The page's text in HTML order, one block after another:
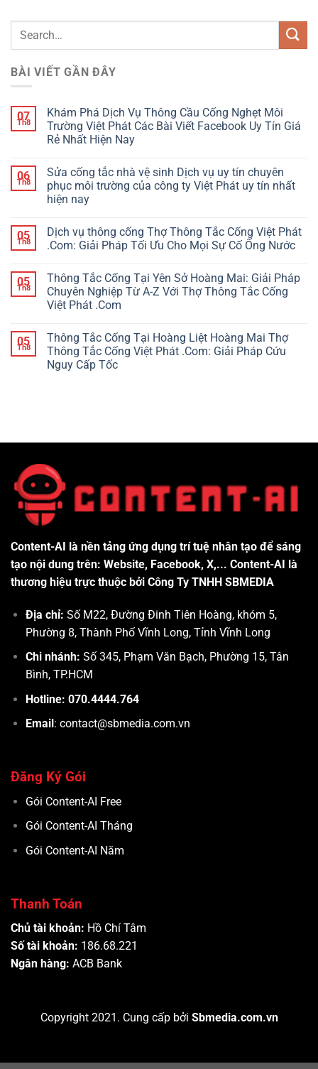
BÀI VIẾT GẦN ĐÂY
07
Th8
Khám Phá Dịch Vụ Thông Cầu Cống Nghẹt Môi
Trường Việt Phát Các Bài Viết Facebook Uy Tín Giá
Rẻ Nhất Hiện Nay
06
Th8
Sửa cống tắc nhà vệ sinh Dịch vụ uy tín chuyên
phục môi trường của công ty Việt Phát uy tín nhất
hiện nay
05
Th8
Dịch vụ thông cống Thợ Thông Tắc Cống Việt Phát
.Com: Giải Pháp Tối Ưu Cho Mọi Sự Cố Ống Nước
05
Th8
Thông Tắc Cống Tại Yên Sở Hoàng Mai: Giải Pháp
Chuyên Nghiệp Từ A-Z Với Thợ Thông Tắc Cống
Việt Phát .Com
05
Th8
Thông Tắc Cống Tại Hoàng Liệt Hoàng Mai Thợ
Thông Tắc Cống Việt Phát .Com: Giải Pháp Cứu
Nguy Cấp Tốc
Content-AI là nền tảng ứng dụng trí tuệ nhân tạo để sáng
tạo nội dung trên: Website, Facebook, X,... Content-AI là
thương hiệu trực thuộc bởi Công Ty TNHH SBMEDIA
Địa chỉ: Số M22, Đường Đinh Tiên Hoàng, khóm 5,
Phường 8, Thành Phố Vĩnh Long, Tỉnh Vĩnh Long
Chi nhánh: Số 345, Phạm Văn Bạch, Phường 15, Tân
Bình, TP.HCM
Hotline: 070.4444.764
Email : contact@sbmedia.com.vn
Đăng Ký Gói
Gói Content-AI Free
Gói Content-AI Tháng
Gói Content-AI Năm
Thanh Toán
Chủ tài khoản: Hồ Chí Tâm
Số tài khoản: 186.68.221
Ngân hàng: ACB Bank
Copyright 2021. Cung cấp bởi Sbmedia.com.vn